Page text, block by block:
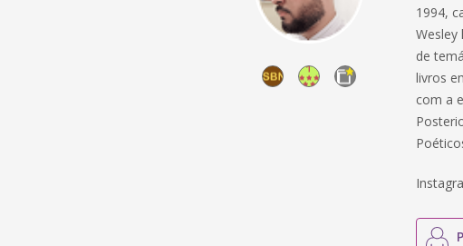
1994,
Wesley
de
livros
com a